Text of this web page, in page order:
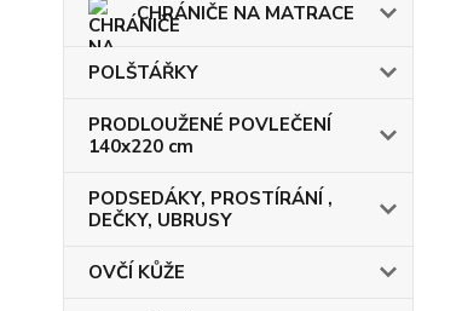
CHRÁNIČE NA MATRACE
POLŠTÁŘKY
PRODLOUŽENÉ POVLEČENÍ
140x220 cm
PODSEDÁKY, PROSTÍRÁNÍ ,
DEČKY, UBRUSY
OVČÍ KŮŽE